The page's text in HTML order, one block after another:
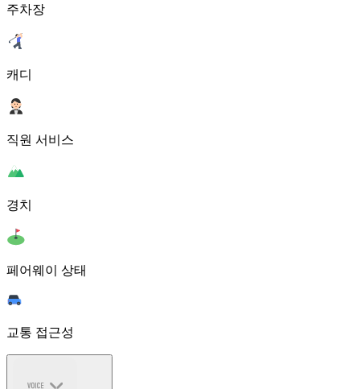
주차장
캐디
직원 서비스
경치
페어웨이 상태
교통 접근성